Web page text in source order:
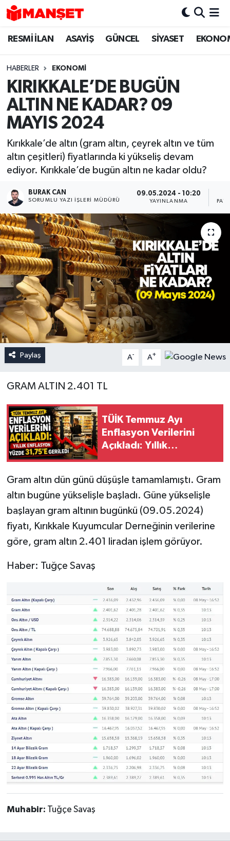
RESMİ İLAN ASAYİŞ GÜNCEL SİYASET
HABERLER EKONOMİ
KIRIKKALE’DE BUGÜN
ALTIN NE KADAR? 09
MAYIS 2024
Kırıkkale’de altın (gram altın, çeyrek altın ve tüm
altın çeşitleri) fiyatlarında ki yükseliş devam
ediyor. Kırıkkale’de bugün altın ne kadar oldu?
BURAK CAN
SORUMLU YAZI İŞLERI MÜDÜRÜ
09.05.2024 - 10:20
YAYINLANMA
Paylaş A- A+
GRAM ALTIN 2.401 TL
TÜİK Temmuz Ayı
Enflasyon Verilerini
Açıkladı: Yıllık
Gram altın dün günü düşüşle tamamlamıştı. Gram
altın bugüne yükselişle başladı. Güne yükselişle
başlayan gram altının bugünkü (09.05.2024)
fiyatı, Kırıkkale Kuyumcular Derneğinin verilerine
göre, gram altın 2.401 liradan işlem görüyor.
Haber: Tuğçe Savaş
Muhabir: Tuğçe Savaş
Hava Durumu
Trafik Durumu
Süper Lig Puan Durumu ve Fikstür
Tüm Manşetler
Son Dakika Haberleri
Haber Arşivi